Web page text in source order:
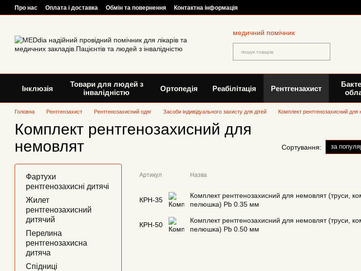
Перейти до основного контенту
Про нас Оплата і доставка Обмін та повернення Контактна інформація
медичний помічник
Інклюзія
Товари для людей з
інвалідністю
Ортопедія Реабілітація Рентгензахист
Головна Рентгензахист Рентгенозахисний одяг Засоби індивідуального захисту для дітей Комплект рентгенозахисний для
Комплект рентгенозахисний для
немовлят
Сортування: за
Артикул Назва
КРН-35
Комплект рентгенозахисний для немовлят (труси,
пелюшка) Pb 0.35 мм
КРН-50
Комплект рентгенозахисний для немовлят (труси,
пелюшка) Pb 0.50 мм
Фартухи
рентгенозахисні дитячі
Жилет
рентгенозахисний
дитячий
Перелина
рентгенозахисна
дитяча
Спідниці